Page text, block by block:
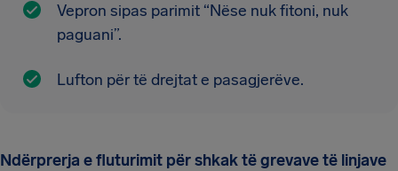
Vepron sipas parimit “Nëse nuk fitoni, nuk
paguani”.
Lufton për të drejtat e pasagjerëve.
Ndërprerja e fluturimit për shkak të grevave të linjave